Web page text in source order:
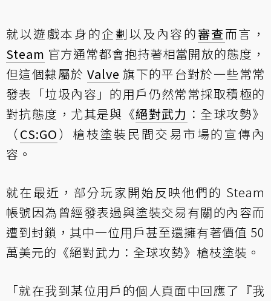
就以遊戲本身的企劃以及內容的審查而言，
Steam 官方通常都會抱持著相當開放的態度，
但這個隸屬於 Valve 旗下的平台對於一些常常
發表「垃圾內容」的用戶仍然常常採取積極的
對抗態度，尤其是與《絕對武力 ：全球攻勢》
（CS:GO）槍枝塗裝民間交易市場的宣傳內
容。
就在最近，部分玩家開始反映他們的 Steam
帳號因為曾經發表過與塗裝交易有關的內容而
遭到封鎖，其中一位用戶甚至還擁有著價值 50
萬美元的《絕對武力：全球攻勢》槍枝塗裝。
「就在我到某位用戶的個人頁面中回應了『我